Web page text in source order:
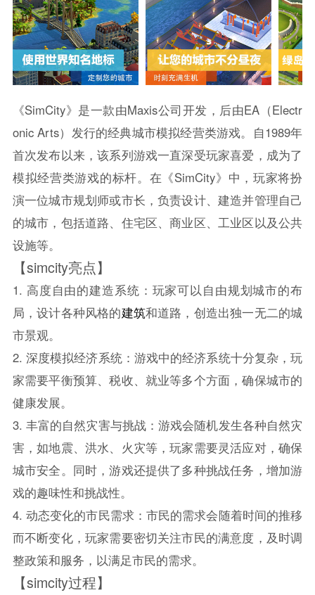
《SimCity》是一款由Maxis公司开发，后由EA（Electr
onic Arts）发行的经典城市模拟经营类游戏。自1989年
首次发布以来，该系列游戏一直深受玩家喜爱，成为了
模拟经营类游戏的标杆。在《SimCity》中，玩家将扮
演一位城市规划师或市长，负责设计、建造并管理自己
的城市，包括道路、住宅区、商业区、工业区以及公共
设施等。
【simcity亮点】
1. 高度自由的建造系统：玩家可以自由规划城市的布
局，设计各种风格的建筑和道路，创造出独一无二的城
市景观。
2. 深度模拟经济系统：游戏中的经济系统十分复杂，玩
家需要平衡预算、税收、就业等多个方面，确保城市的
健康发展。
3. 丰富的自然灾害与挑战：游戏会随机发生各种自然灾
害，如地震、洪水、火灾等，玩家需要灵活应对，确保
城市安全。同时，游戏还提供了多种挑战任务，增加游
戏的趣味性和挑战性。
4. 动态变化的市民需求：市民的需求会随着时间的推移
而不断变化，玩家需要密切关注市民的满意度，及时调
整政策和服务，以满足市民的需求。
【simcity过程】